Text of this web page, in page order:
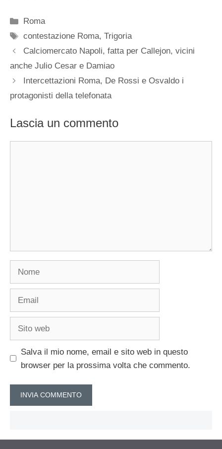
Categorie
Roma
Tag
contestazione Roma,Trigoria
Calciomercato Napoli, fatta per Callejon, vicini
anche Julio Cesar e Damiao
Intercettazioni Roma, De Rossi e Osvaldo i
protagonisti della telefonata
Lascia un commento
Nome
Email
Sito
Salva il mio nome, email e sito web in questo
browser per la prossima volta che commento.